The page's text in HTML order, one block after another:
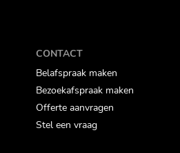
CONTACT
Belafspraak maken
Bezoekafspraak maken
Offerte aanvragen
Stel een vraag